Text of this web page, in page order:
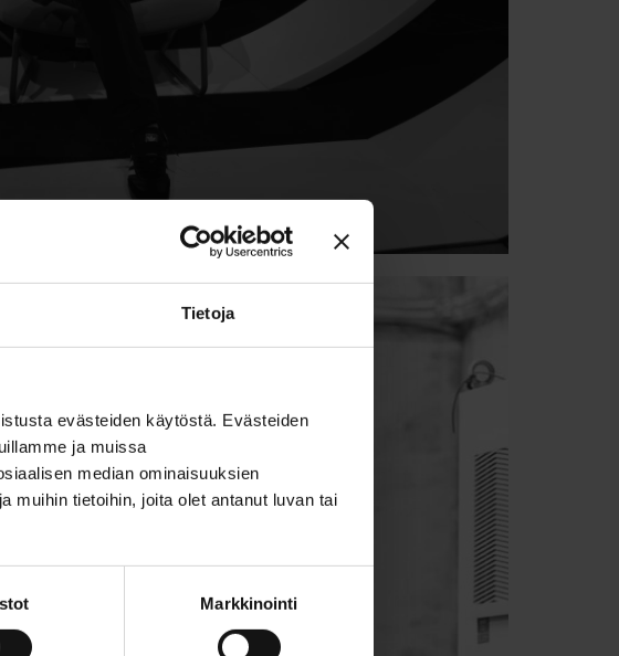
Tietoja
evästeiden käytöstä. Evästeiden
ja muissa
median ominaisuuksien
muihin tietoihin, joita olet antanut luvan tai
Markkinointi